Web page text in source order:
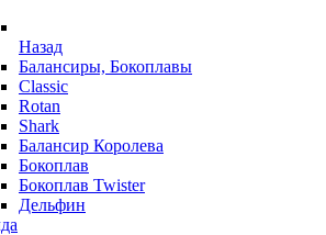
Назад
Балансиры, Бокоплавы
Classic
Rotan
Shark
Балансир Королева
Бокоплав
Бокоплав Twister
Дельфин